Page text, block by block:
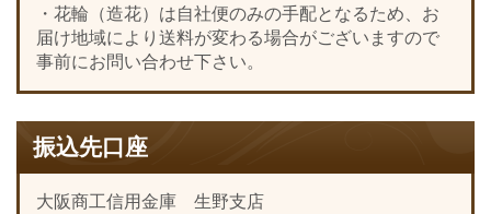
・花輪（造花）は自社便のみの手配となるため、お
届け地域により送料が変わる場合がございますので
事前にお問い合わせ下さい。
振込先口座
大阪商工信用金庫 生野支店